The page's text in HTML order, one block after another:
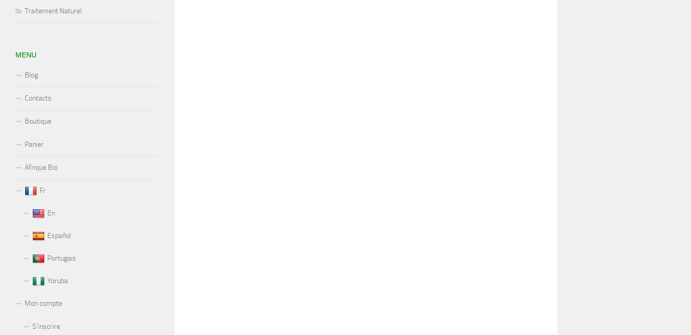
Traitement Naturel
MENU
Blog
Contacts
Boutique
Panier
Afrique Bio
Fr
En
Español
Portugais
Yoruba
Mon compte
S’inscrire